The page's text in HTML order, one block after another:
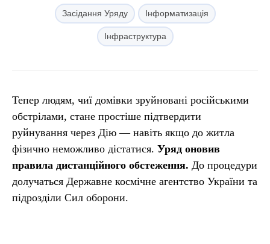
Засідання Уряду Інформатизація
Інфраструктура
Тепер людям, чиї домівки зруйновані російськими
обстрілами, стане простіше підтвердити
руйнування через Дію — навіть якщо до житла
фізично неможливо дістатися. Уряд оновив
правила дистанційного обстеження. До процедури
долучаться Державне космічне агентство України та
підрозділи Сил оборони.